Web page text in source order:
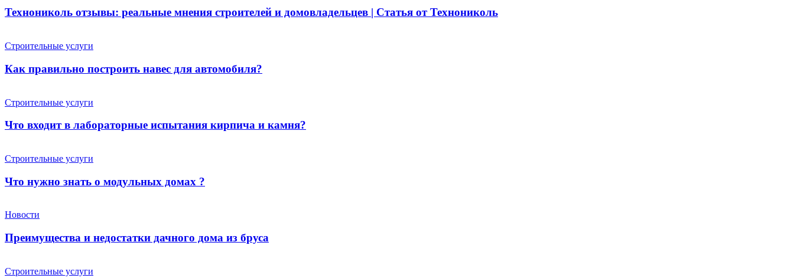
Технониколь отзывы: реальные мнения строителей и домовладельцев | Статья от Технониколь
Строительные услуги
Как правильно построить навес для автомобиля?
Строительные услуги
Что входит в лабораторные испытания кирпича и камня?
Строительные услуги
Что нужно знать о модульных домах ?
Новости
Преимущества и недостатки дачного дома из бруса
Строительные услуги